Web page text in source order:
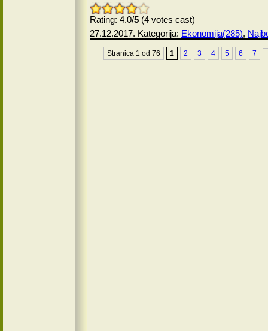
Rating: 4.0/5 (4 votes cast)
27.12.2017. Kategorija: Ekonomija(285),
Stranica 1 od 76 1 2 3 4 5 6 7